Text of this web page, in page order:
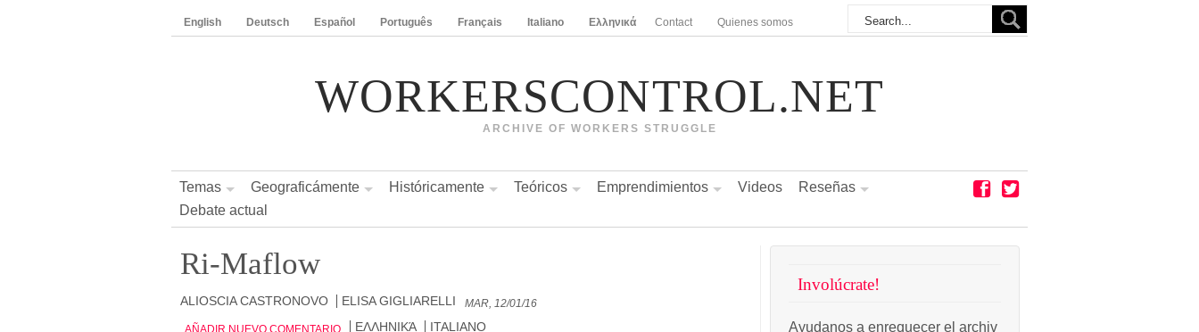
English Deutsch Español Português Français Italiano Ελληνικά Contact Quienes somos
WORKERSCONTROL.NET
ARCHIVE OF WORKERS STRUGGLE
Temas Geograficámente Históricamente Teóricos Emprendimientos Videos
Reseñas
Debate actual
Ri-Maflow
ALIOSCIA CASTRONOVO ELISA GIGLIARELLI MAR, 12/01/16
AÑADIR NUEVO COMENTARIO ΕΛΛΗΝΙΚΆ ITALIANO
Involúcrate!
Ayudanos a enrequecer el archiv